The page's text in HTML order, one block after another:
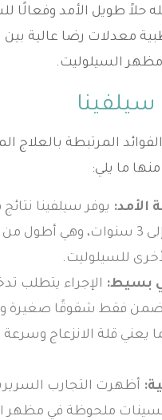
حلاً طويل الأمد وفعالًا
معدلات رضا عالية
السيلوليت.
سيلفينا
المرتبطة بالعلاج
ما يلي:
الأمد: يوفر سيلفينا
لمدة تصل إلى 3 سنوات، وهي
للسيلوليت.
بسيط: الإجراء يتطلب
فقط شقوقًا صغيرة
يعني قلة الانزعاج وسرعة
أظهرت التجارب
ملحوظة في مظهر